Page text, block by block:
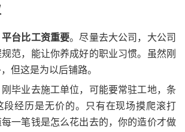
台比工资重要。尽量去大公司，大公司
范，能让你养成好的职业习惯。虽然刚
但这是为以后铺路。
毕业去施工单位，可能要常驻工地，条
段经历是无价的。只有在现场摸爬滚打
一笔钱是怎么花出去的，你的造价才做